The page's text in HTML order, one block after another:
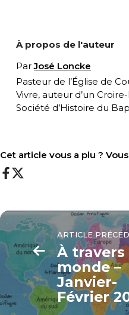
À propos de l'auteur
ParJosé Loncke
Pasteur de l’Église de
Vivre, auteur d’un
Société d’Histoire du
Cet article vous a plu ?
ARTICLE
À travers
monde –
Janvier-
Février